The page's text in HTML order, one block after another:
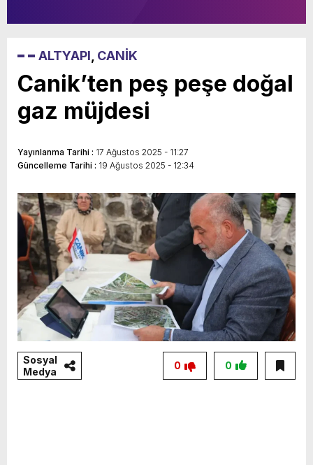
ALTYAPI CANİK
Canik’ten peş peşe doğal
gaz müjdesi
Yayınlanma Tarihi : 17 Ağustos 2025 - 11:27
Güncelleme Tarihi : 19 Ağustos 2025 - 12:34
Sosyal
Medya
0
0